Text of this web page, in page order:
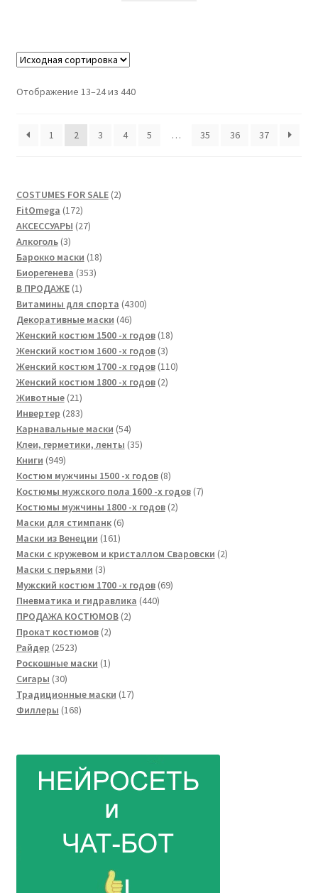
Отображение 13–24 из 440
1 2 3 4 5 … 35 36 37
COSTUMES FOR SALE 22
FitOmega 172172
товара
АКСЕССУАРЫ 2727
Алкоголь 33
товара
Барокко маски 1818
Биорегенева 353353
В ПРОДАЖЕ 11
товар
Витамины для спорта 43004300
Декоративные маски 4646
товаров
Женский костюм 1500 -х годов 1818
Женский костюм 1600 -х годов 33
товара
Женский костюм 1700 -х годов 110110
Женский костюм 1800 -х годов 22
Животные 2121
товар
Инвертер 283283
товара
Карнавальные маски 5454
товара
Клеи, герметики, ленты 3535
Книги 949949
товаров
Костюм мужчины 1500 -х годов 88
товаров
Костюмы мужского пола 1600 -х годов 77
Костюмы мужчины 1800 -х годов 22
Маски для стимпанк 66
Маски из Венеции 161161
товар
Маски с кружевом и кристаллом Сваровски 22
Маски с перьями 33
товара
Мужский костюм 1700 -х годов 6969
Пневматика и гидравлика 440440
ПРОДАЖА КОСТЮМОВ 22
Прокат костюмов 22
Райдер 25232523
товара
Роскошные маски 11
Сигары 3030
товаров
Традиционные маски 1717
Филлеры 168168